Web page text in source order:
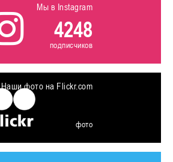
Мы в Instagram
4248
подписчиков
Наши фото на Flickr.com
фото